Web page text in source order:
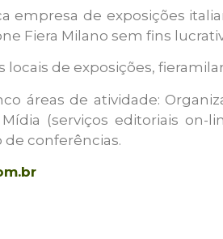
empresa de exposições
Fiera Milano sem fins
locais de exposições,
áreas de atividade:
(serviços editoriais
conferências.